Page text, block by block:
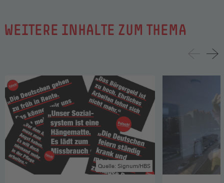
WEITERE INHALTE ZUM THEMA
Quelle: Signum/HBS